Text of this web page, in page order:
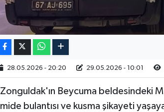
28.05.2026 - 20:20 29.05.2026 - 10:01
Zonguldak'ın Beycuma beldesindeki
mide bulantısı ve kusma şikayeti